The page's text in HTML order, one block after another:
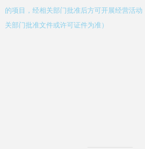
的项目，经相关部门批准后方可开展经营活动
关部门批准文件或许可证件为准）